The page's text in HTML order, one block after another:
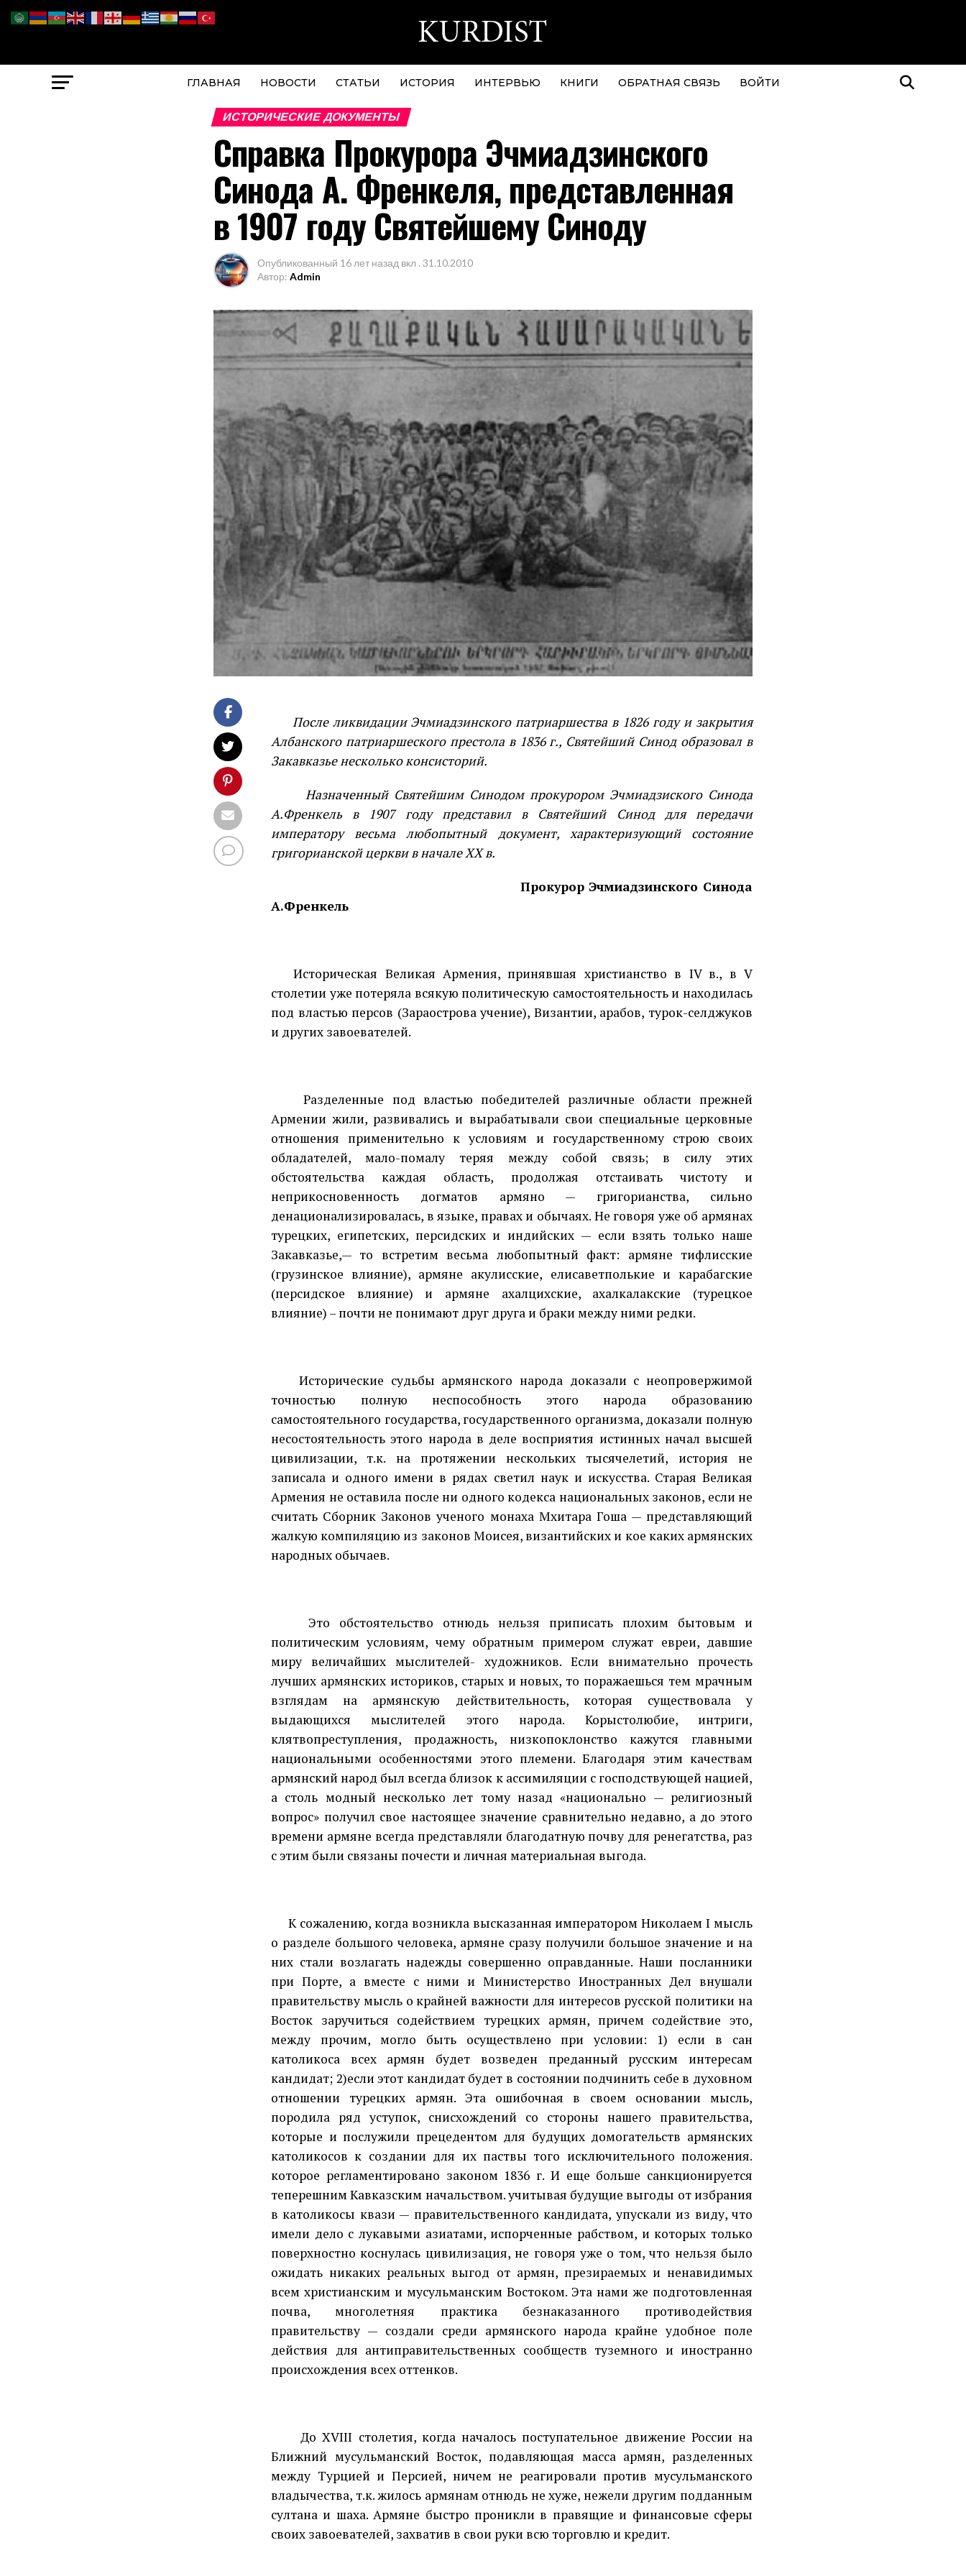
ГЛАВНАЯ НОВОСТИ СТАТЬИ ИСТОРИЯ ИНТЕРВЬЮ КНИГИ ОБРАТНАЯ СВЯЗЬ ВОЙТИ
ИСТОРИЧЕСКИЕ ДОКУМЕНТЫ
Справка Прокурора Эчмиадзинского
Синода А. Френкеля, представленная
в 1907 году Святейшему Синоду
Опубликованный 16 лет назад вкл . 31.10.2010
Автор: Admin
После ликвидации Эчмиадзинского патриаршества в 1826 году и закрытия
Албанского патриаршеского престола в 1836 г., Святейший Синод образовал в
Закавказье несколько консисторий.
Назначенный Святейшим Синодом прокурором Эчмиадзиского Синода
А.Френкель в 1907 году представил в Святейший Синод для передачи
императору весьма любопытный документ, характеризующий состояние
григорианской церкви в начале XX в.
Прокурор Эчмиадзинского Синода
А.Френкель
Историческая Великая Армения, принявшая христианство в IV в., в V
столетии уже потеряла всякую политическую самостоятельность и находилась
под властью персов (Зараострова учение), Византии, арабов, турок-селджуков
и других завоевателей.
Разделенные под властью победителей различные области прежней
Армении жили, развивались и вырабатывали свои специальные церковные
отношения применительно к условиям и государственному строю своих
обладателей, мало-помалу теряя между собой связь; в силу этих
обстоятельства каждая область, продолжая отстаивать чистоту и
неприкосновенность догматов армяно — григорианства, сильно
денационализировалась, в языке, правах и обычаях. Не говоря уже об армянах
турецких, египетских, персидских и индийских — если взять только наше
Закавказье,— то встретим весьма любопытный факт: армяне тифлисские
(грузинское влияние), армяне акулисские, елисаветполькие и карабагские
(персидское влияние) и армяне ахалцихские, ахалкалакские (турецкое
влияние) – почти не понимают друг друга и браки между ними редки.
Исторические судьбы армянского народа доказали с неопровержимой
точностью полную неспособность этого народа образованию
самостоятельного государства, государственного организма, доказали полную
несостоятельность этого народа в деле восприятия истинных начал высшей
цивилизации, т.к. на протяжении нескольких тысячелетий, история не
записала и одного имени в рядах светил наук и искусства. Старая Великая
Армения не оставила после ни одного кодекса национальных законов, если не
считать Сборник Законов ученого монаха Мхитара Гоша — представляющий
жалкую компиляцию из законов Моисея, византийских и кое каких армянских
народных обычаев.
Это обстоятельство отнюдь нельзя приписать плохим бытовым и
политическим условиям, чему обратным примером служат евреи, давшие
миру величайших мыслителей- художников. Если внимательно прочесть
лучших армянских историков, старых и новых, то поражаешься тем мрачным
взглядам на армянскую действительность, которая существовала у
выдающихся мыслителей этого народа. Корыстолюбие, интриги,
клятвопреступления, продажность, низкопоклонство кажутся главными
национальными особенностями этого племени. Благодаря этим качествам
армянский народ был всегда близок к ассимиляции с господствующей нацией,
а столь модный несколько лет тому назад «национально — религиозный
вопрос» получил свое настоящее значение сравнительно недавно, а до этого
времени армяне всегда представляли благодатную почву для ренегатства, раз
с этим были связаны почести и личная материальная выгода.
К сожалению, когда возникла высказанная императором Николаем I мысль
о разделе большого человека, армяне сразу получили большое значение и на
них стали возлагать надежды совершенно оправданные. Наши посланники
при Порте, а вместе с ними и Министерство Иностранных Дел внушали
правительству мысль о крайней важности для интересов русской политики на
Восток заручиться содействием турецких армян, причем содействие это,
между прочим, могло быть осуществлено при условии: 1) если в сан
католикоса всех армян будет возведен преданный русским интересам
кандидат; 2)если этот кандидат будет в состоянии подчинить себе в духовном
отношении турецких армян. Эта ошибочная в своем основании мысль,
породила ряд уступок, снисхождений со стороны нашего правительства,
которые и послужили прецедентом для будущих домогательств армянских
католикосов к создании для их паствы того исключительного положения.
которое регламентировано законом 1836 г. И еще больше санкционируется
теперешним Кавказским начальством. учитывая будущие выгоды от избрания
в католикосы квази — правительственного кандидата, упускали из виду, что
имели дело с лукавыми азиатами, испорченные рабством, и которых только
поверхностно коснулась цивилизация, не говоря уже о том, что нельзя было
ожидать никаких реальных выгод от армян, презираемых и ненавидимых
всем христианским и мусульманским Востоком. Эта нами же подготовленная
почва, многолетняя практика безнаказанного противодействия
правительству — создали среди армянского народа крайне удобное поле
действия для антиправительственных сообществ туземного и иностранно
происхождения всех оттенков.
До XVIII столетия, когда началось поступательное движение России на
Ближний мусульманский Восток, подавляющая масса армян, разделенных
между Турцией и Персией, ничем не реагировали против мусульманского
владычества, т.к. жилось армянам отнюдь не хуже, нежели другим подданным
султана и шаха. Армяне быстро проникли в правящие и финансовые сферы
своих завоевателей, захватив в свои руки всю торговлю и кредит.